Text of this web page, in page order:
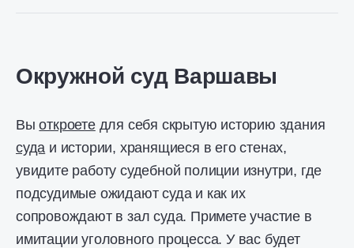
Окружной суд Варшавы
Выоткроетедля себя скрытую историю здания
суда и истории, хранящиеся в его стенах,
увидите работу судебной полиции изнутри, где
подсудимые ожидают суда и как их
сопровождают в зал суда. Примете участие в
имитации уголовного процесса. У вас будет